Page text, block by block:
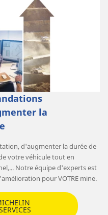
la
d'augmenter la durée de
votre véhicule tout en
Notre équipe d'experts est
pour VOTRE mine.